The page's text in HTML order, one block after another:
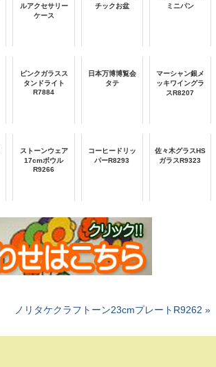
ルアクセサリー
ケース
チックお盆
ミニパン
ピンクガラスス
タンドライト
R7884
日本万博博覧会
タテ
マーシャン銀メ
ッキワイングラ
スR8207
ストーンウェア
17cmボウル
R9266
コーヒードリッ
パーR8293
佐々木グラスHS
ガラスR9323
ノリタケクラフトーン23cmプレートR9262 »